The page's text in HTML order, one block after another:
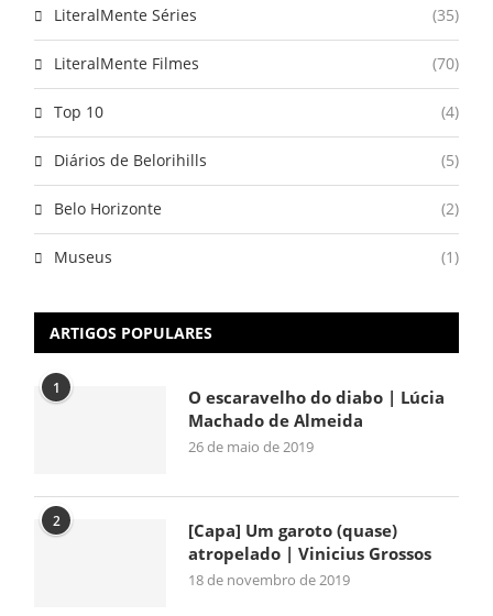
LiteralMente Séries (35)
LiteralMente Filmes (70)
Top 10 (4)
Diários de Belorihills (5)
Belo Horizonte (2)
Museus (1)
ARTIGOS POPULARES
1
O escaravelho do diabo | Lúcia
Machado de Almeida
26 de maio de 2019
2
[Capa] Um garoto (quase)
atropelado | Vinicius Grossos
18 de novembro de 2019